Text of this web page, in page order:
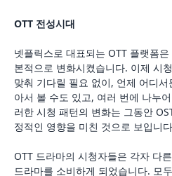
OTT 전성시대
넷플릭스로 대표되는 OTT 플랫폼
본적으로 변화시켰습니다. 이제 시
맞춰 기다릴 필요 없이, 언제 어디
아서 볼 수도 있고, 여러 번에 나누
러한 시청 패턴의 변화는 그동안
정적인 영향을 미친 것으로 보입니
OTT 드라마의 시청자들은 각자 다
드라마를 소비하게 되었습니다. 모